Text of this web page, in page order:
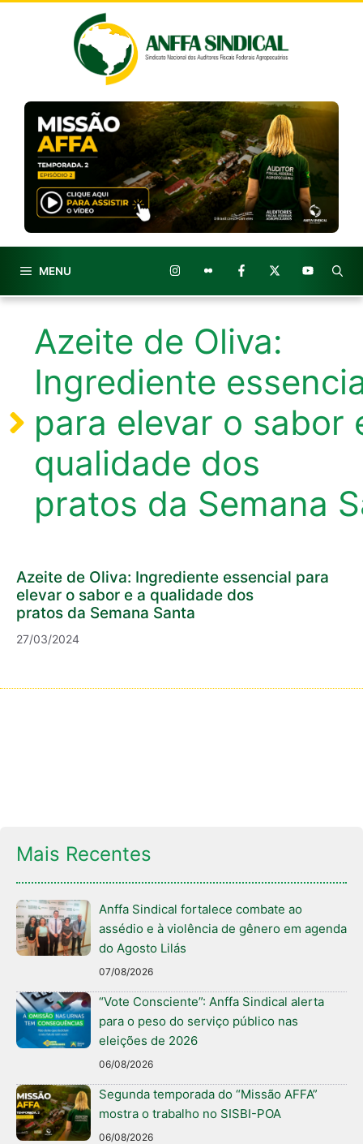
MENU
Azeite de Oliva:
Ingrediente
para elevar o sabor
qualidade dos
pratos da Semana
Azeite de Oliva: Ingrediente essencial para
elevar o sabor e a qualidade dos
pratos da Semana Santa
27/03/2024
Mais Recentes
Anffa Sindical fortalece combate ao
assédio e à violência de gênero em agenda
do Agosto Lilás
07/08/2026
“Vote Consciente”: Anffa Sindical alerta
para o peso do serviço público nas
eleições de 2026
06/08/2026
Segunda temporada do “Missão AFFA”
mostra o trabalho no SISBI-POA
06/08/2026